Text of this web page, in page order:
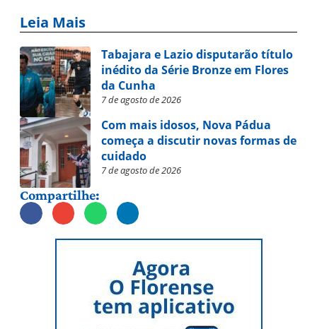
Leia Mais
Tabajara e Lazio disputarão título
inédito da Série Bronze em Flores
da Cunha
7 de agosto de 2026
Com mais idosos, Nova Pádua
começa a discutir novas formas de
cuidado
7 de agosto de 2026
Compartilhe: